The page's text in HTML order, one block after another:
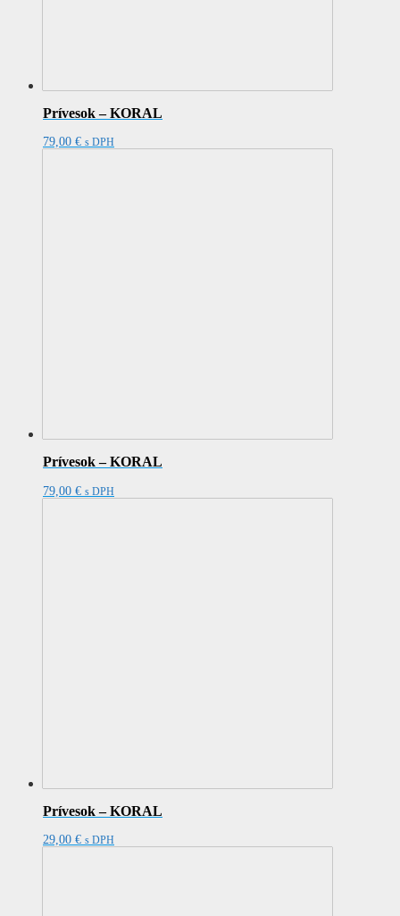
Prívesok – KORAL
79,00 € s DPH
Prívesok – KORAL
79,00 € s DPH
Prívesok – KORAL
29,00 € s DPH